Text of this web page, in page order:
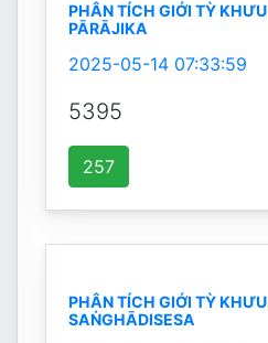
PHÂN TÍCH GIỚI TỲ
PĀRĀJIKA
2025-05-14 07:33:59
5395
257
PHÂN TÍCH GIỚI TỲ
SAṄGHĀDISESA